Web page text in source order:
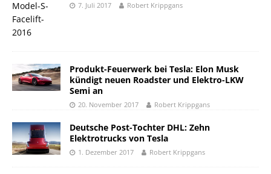
7. Juli 2017 Robert Krippgans
Produkt-Feuerwerk bei Tesla: Elon Musk
kündigt neuen Roadster und Elektro-LKW
Semi an
20. November 2017 Robert Krippgans
Deutsche Post-Tochter DHL: Zehn
Elektrotrucks von Tesla
1. Dezember 2017 Robert Krippgans